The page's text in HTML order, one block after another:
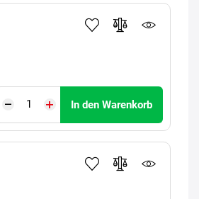
In den Warenkorb